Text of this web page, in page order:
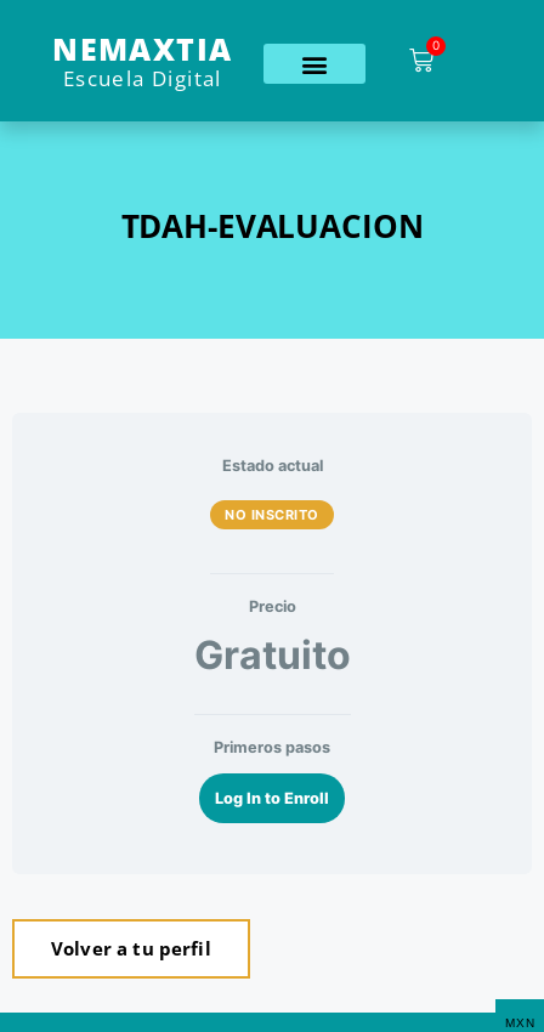
NEMAXTIA
Escuela Digital
0
TDAH-EVALUACION
Estado actual
NO INSCRITO
Precio
Gratuito
Primeros pasos
Log In to Enroll
Volver a tu perfil
MXN